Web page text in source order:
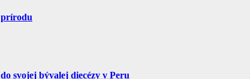
prírodu
svojej bývalej diecézy v Peru